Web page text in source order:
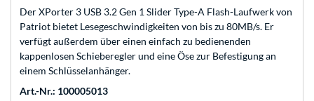
Der XPorter 3 USB 3.2 Gen 1 Slider Type-A Flash-Laufwerk von
Patriot bietet Lesegeschwindigkeiten von bis zu 80MB/s. Er
verfügt außerdem über einen einfach zu bedienenden
kappenlosen Schieberegler und eine Öse zur Befestigung an
einem Schlüsselanhänger.
Art.-Nr.: 100005013